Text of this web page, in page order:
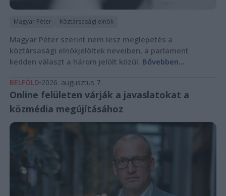
Magyar Péter Köztársasági elnök
Magyar Péter szerint nem lesz meglepetés a
köztársasági elnökjelöltek neveiben, a parlament
kedden választ a három jelölt közül. Bővebben...
BELFÖLD 2026. augusztus 7.
Online felületen várják a javaslatokat a
közmédia megújításához